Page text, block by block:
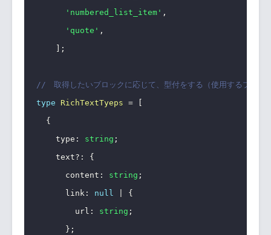
'numbered_list_item' ,
'quote' ,
;
//　取得したいブロックに応じて、型付をする（使用するプロ
type
RichTextTyeps =
{
    type
: string ;
    text
? :
{
      content
: string ;
      link
: null
{
        url
: string ;
} ;